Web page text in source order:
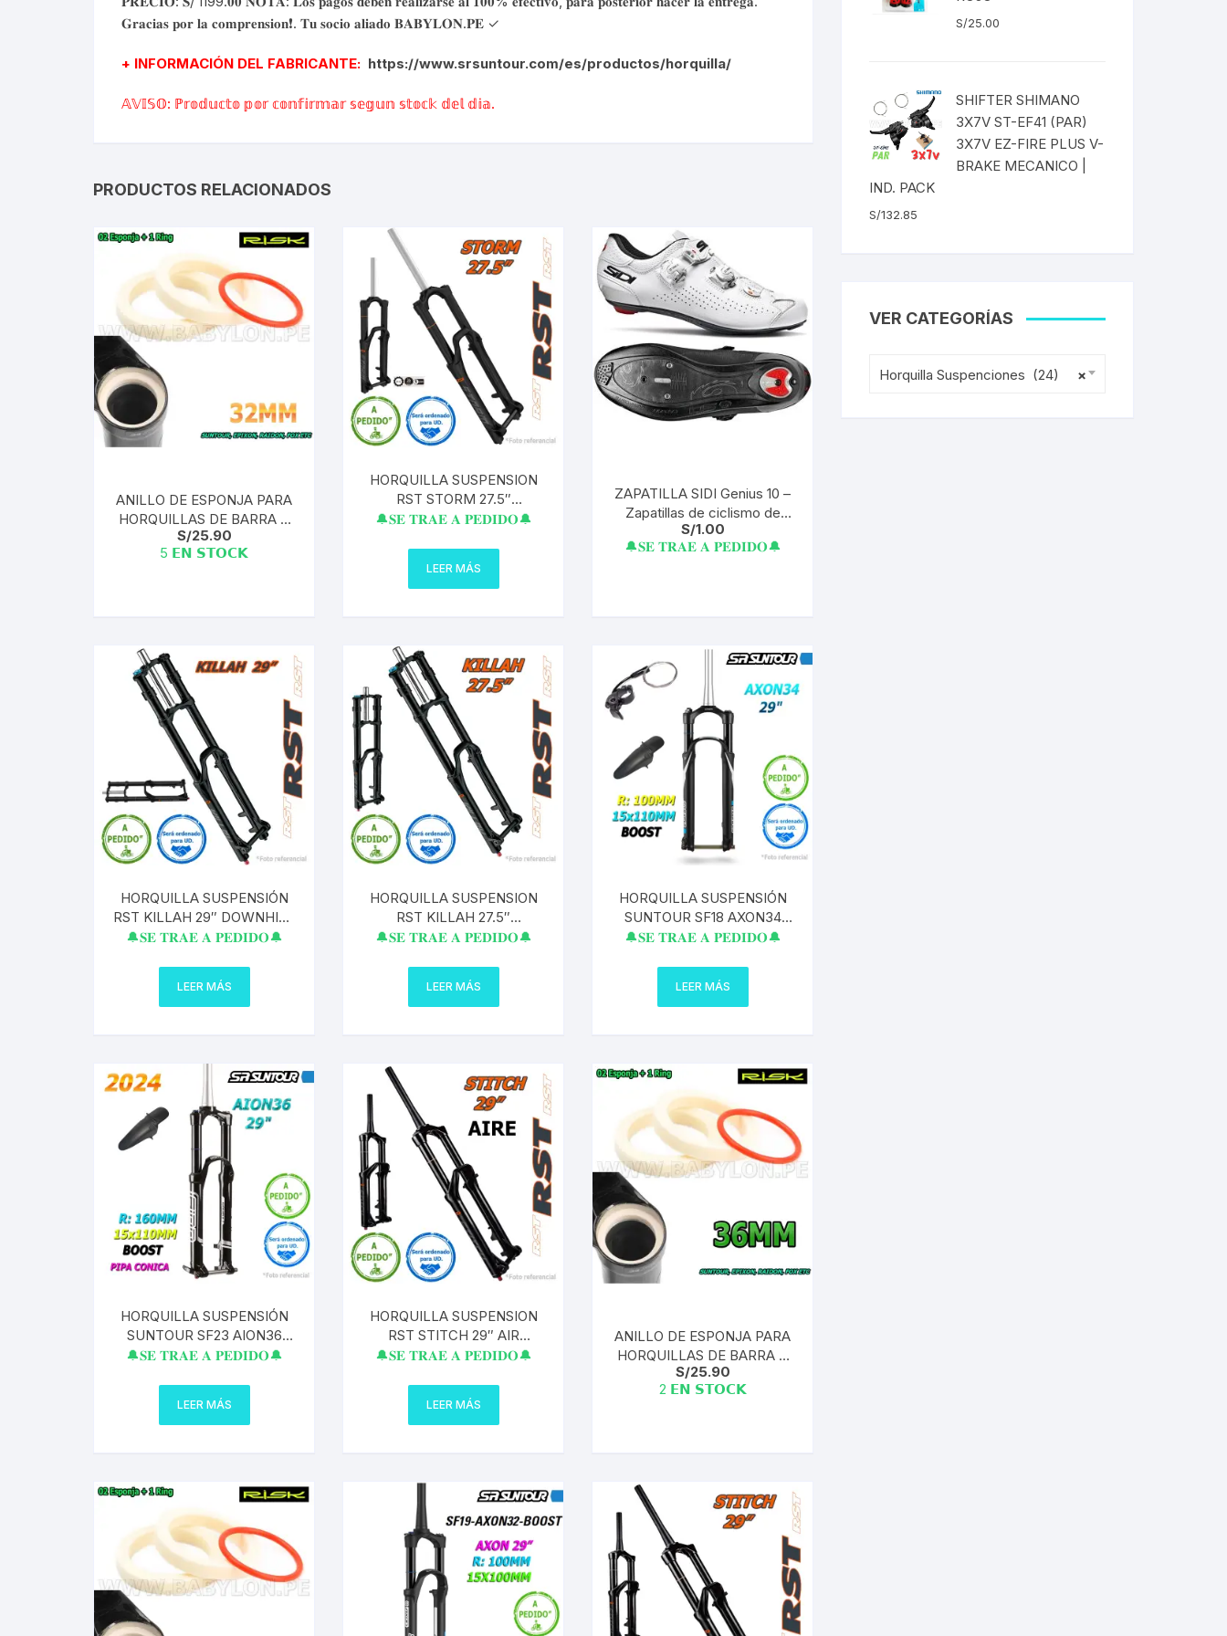
Shifter 9 Velocidades
Shifter 10 Velocidades
Shifter 11 Velocidades
Tasas de Dirección
Tubo de Asiento
𝐆𝐫𝐚𝐜𝐢𝐚𝐬 𝐩𝐨𝐫 𝐥𝐚 𝐜𝐨𝐦𝐩𝐫𝐞𝐧𝐬𝐢𝐨𝐧❗. 𝐓𝐮 𝐬𝐨𝐜𝐢𝐨 𝐚𝐥𝐢𝐚𝐝𝐨 𝐁𝐀𝐁𝐘𝐋𝐎𝐍.𝐏𝐄 ✓
+ INFORMACIÓN DEL FABRICANTE: https://www.srsuntour.com/es/productos/horquilla/
𝔸𝕍𝕀𝕊𝕆: ℙ𝕣𝕠𝕕𝕦𝕔𝕥𝕠 𝕡𝕠𝕣 𝕔𝕠𝕟𝕗𝕚𝕣𝕞𝕒𝕣 𝕤𝕖𝕘𝕦𝕟 𝕤𝕥𝕠𝕔𝕜 𝕕𝕖𝕝 𝕕𝕚𝕒.
PRODUCTOS RELACIONADOS
ANILLO DE ESPONJA PARA
HORQUILLAS DE BARRA +
RING | 32MM (2 ESPONJAS
+ 1 RING)
S/25.90
5 𝗘𝗡 𝗦𝗧𝗢𝗖𝗞
HORQUILLA SUSPENSION
RST STORM 27.5″
ENDURO/AM 180MM EJE 20
🔔𝐒𝐄 𝐓𝐑𝐀𝐄 𝐀 𝐏𝐄𝐃𝐈𝐃𝐎🔔
LEER MÁS
ZAPATILLA SIDI Genius 10 –
Zapatillas de ciclismo de
carretera
S/1.00
🔔𝐒𝐄 𝐓𝐑𝐀𝐄 𝐀 𝐏𝐄𝐃𝐈𝐃𝐎🔔
HORQUILLA SUSPENSIÓN
RST KILLAH 29″ DOWNHILL
200MM EJE 20 A PEDIDO
🔔𝐒𝐄 𝐓𝐑𝐀𝐄 𝐀 𝐏𝐄𝐃𝐈𝐃𝐎🔔
LEER MÁS
HORQUILLA SUSPENSION
RST KILLAH 27.5″
DOWNHILL 200MM EJE 20
🔔𝐒𝐄 𝐓𝐑𝐀𝐄 𝐀 𝐏𝐄𝐃𝐈𝐃𝐎🔔
LEER MÁS
HORQUILLA SUSPENSIÓN
SUNTOUR SF18 AXON34
BOOST 29″ 100MM RLRC
15X110MM 1.5″-1 1/8″ GLOSS
BLACK PIPA CONICO
🔔𝐒𝐄 𝐓𝐑𝐀𝐄 𝐀 𝐏𝐄𝐃𝐈𝐃𝐎🔔
LEER MÁS
HORQUILLA SUSPENSIÓN
SUNTOUR SF23 AION36
BOOST 160MM BLOQUEO
🔔𝐒𝐄 𝐓𝐑𝐀𝐄 𝐀 𝐏𝐄𝐃𝐈𝐃𝐎🔔
LEER MÁS
HORQUILLA SUSPENSION
RST STITCH 29″ AIR
ENDURO/AM 180MM EJE 20
🔔𝐒𝐄 𝐓𝐑𝐀𝐄 𝐀 𝐏𝐄𝐃𝐈𝐃𝐎🔔
LEER MÁS
ANILLO DE ESPONJA PARA
HORQUILLAS DE BARRA +
RING | 36MM (2 ESPONJAS
+ 1 RING)
S/25.90
2 𝗘𝗡 𝗦𝗧𝗢𝗖𝗞
S/25.00
SHIFTER SHIMANO
3X7V ST-EF41 (PAR)
3X7V EZ-FIRE PLUS V-
BRAKE MECANICO |
IND. PACK
S/132.85
VER CATEGORÍAS
×
Horquilla Suspenciones (24)